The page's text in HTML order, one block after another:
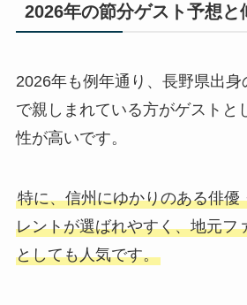
2026年の節分ゲスト予想と
2026年も例年通り、長野県出
で親しまれている方がゲストと
性が高いです。
特に、信州にゆかりのある俳優
レントが選ばれやすく、地元フ
としても人気です。